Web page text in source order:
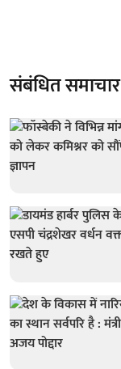
संबंधित समाचार